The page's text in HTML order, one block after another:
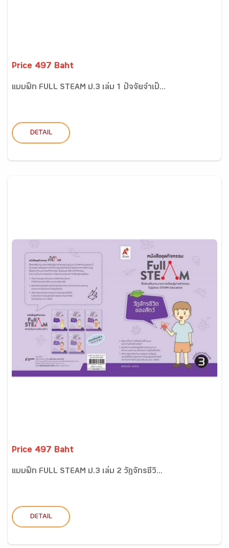
Price 497 Baht
แบบฝึก FULL STEAM ป.3 เล่ม 1 ปัจจัยจำเป็...
DETAIL
Price 497 Baht
แบบฝึก FULL STEAM ป.3 เล่ม 2 วัฎจักรชีวิ...
DETAIL